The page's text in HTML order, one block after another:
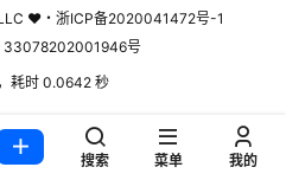
LLC ♥・浙ICP备2020041472号-1
33078202001946号
耗时 0.0642 秒
搜索 菜单 我的